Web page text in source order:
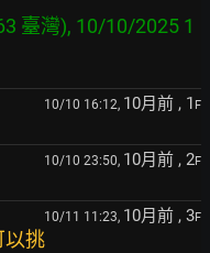
臺灣), 10/10/2025 1
10/10 16:12, 10月前 , 1 F
10/10 23:50, 10月前 , 2F
10/11 11:23, 10月前 , 3F
以挑